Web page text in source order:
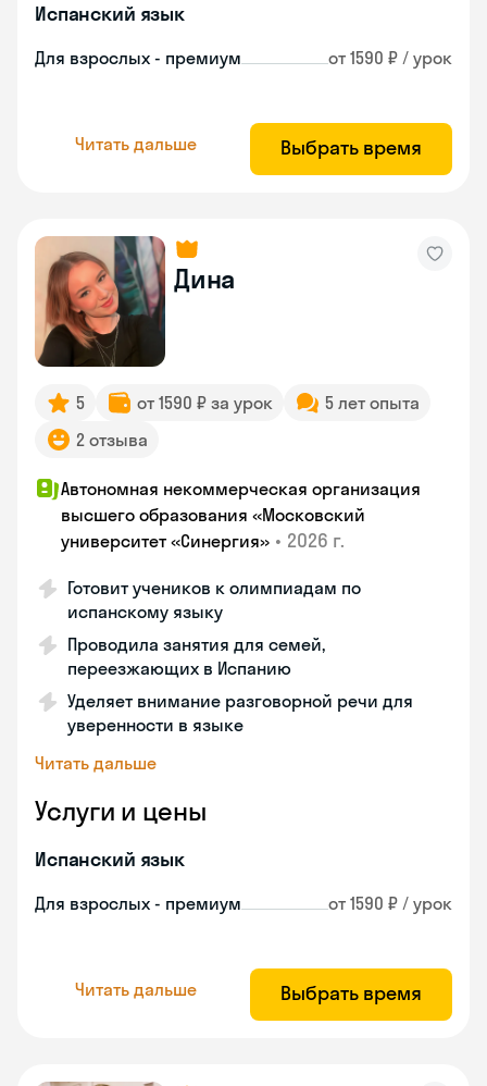
Испанский язык
Для взрослых - премиум от 1590 ₽ / урок
Читать дальше Выбрать время
Дина
5 от 1590 ₽ за урок
5 лет опыта
2 отзыва
Автономная некоммерческая организация
высшего образования «Московский
университет «Синергия» • 2026 г.
Готовит учеников к олимпиадам по
испанскому языку
Проводила занятия для семей,
переезжающих в Испанию
Уделяет внимание разговорной речи для
уверенности в языке
Читать дальше
Услуги и цены
Испанский язык
Для взрослых - премиум от 1590 ₽ / урок
Читать дальше Выбрать время